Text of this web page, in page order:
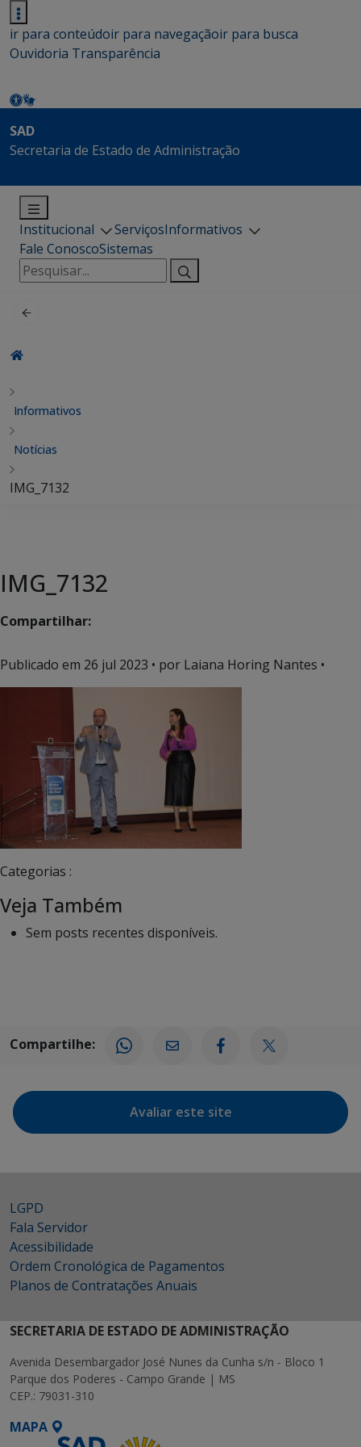
ir para conteúdoir para navegaçãoir para busca
Ouvidoria Transparência
SAD
Secretaria de Estado de Administração
Institucional ServiçosInformativos
Fale ConoscoSistemas
Pesquisar
por:
Informativos
Notícias
IMG_7132
IMG_7132
Compartilhar:
Publicado em 26 jul 2023 • por Laiana Horing Nantes •
Categorias :
Veja Também
Sem posts recentes disponíveis.
Compartilhe:
Avaliar este site
LGPD
Fala Servidor
Acessibilidade
Ordem Cronológica de Pagamentos
Planos de Contratações Anuais
SECRETARIA DE ESTADO DE ADMINISTRAÇÃO
Avenida Desembargador José Nunes da Cunha s/n - Bloco 1
Parque dos Poderes - Campo Grande | MS
CEP.: 79031-310
MAPA